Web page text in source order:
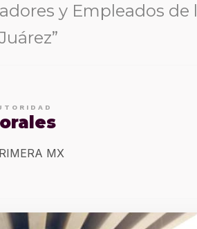
y Empleados de
MX